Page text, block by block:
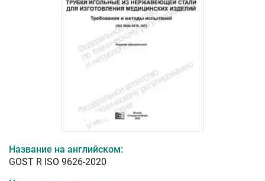
Название на английском:
GOST R ISO 9626-2020